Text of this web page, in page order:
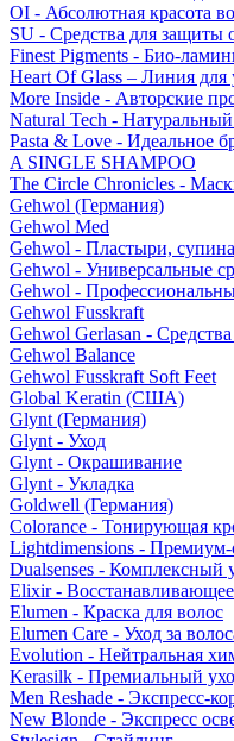
OI - Абсолютная красота
SU - Средства для защиты
Finest Pigments - Био-
Heart Of Glass – Линия для
More Inside - Авторские
Natural Tech -
Pasta & Love - Идеальное
A SINGLE SHAMPOO
The Circle Chronicles -
Gehwol (Германия)
Gehwol Med
Gehwol - Пластыри,
Gehwol - Универсальные
Gehwol -
Gehwol Fusskraft
Gehwol Gerlasan - Средства
Gehwol Balance
Gehwol Fusskraft Soft Feet
Global Keratin (США)
Glynt (Германия)
Glynt - Уход
Glynt - Окрашивание
Glynt - Укладка
Goldwell (Германия)
Colorance - Тонирующая
Lightdimensions - Премиум-
Dualsenses - Комплексный
Elixir -
Elumen - Краска для волос
Elumen Care - Уход за
Evolution - Нейтральная
Kerasilk - Премиальный
Men Reshade - Экспресс-
New Blonde - Экспресс